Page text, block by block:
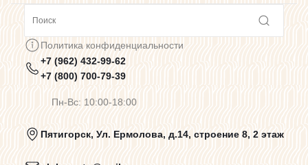
Предупреждения о цветопередаче
Политика конфиденциальности
Политика конфиденциальности
+7 (962) 432-99-62
+7 (800) 700-79-39
Пн-Вс: 10:00-18:00
Пятигорск, Ул. Ермолова, д.14, строение 8, 2 этаж